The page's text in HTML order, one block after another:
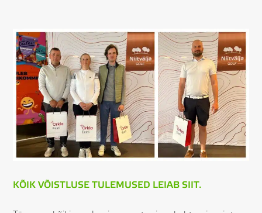
KÕIK VÕISTLUSE TULEMUSED LEIAB SIIT.